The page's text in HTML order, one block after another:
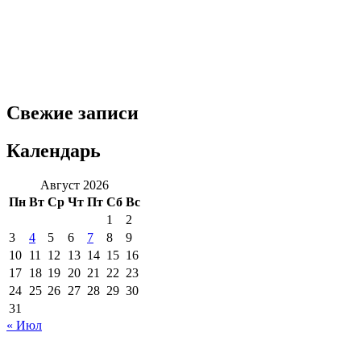
Свежие записи
Календарь
Август 2026
Пн Вт Ср Чт Пт Сб Вс
1
2
3
4 5 6 7 8
9
10 11 12 13 14 15 16
17 18 19 20 21 22 23
24 25 26 27 28 29 30
31
« Июл